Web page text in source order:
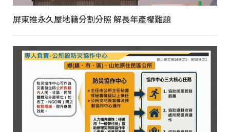
屏東推永久屋地籍分割分照 解長年產權難題